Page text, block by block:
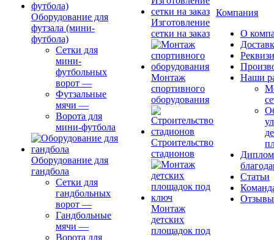
Оборудование для
футзала (мини-
футбола)
Сетки для
мини-
футбольных
ворот —
Футзальные
мячи —
Ворота для
мини-футбола
Оборудование для
гандбола
Сетки для
гандбольных
ворот —
Гандбольные
мячи —
Ворота для
Изготовление
сетки на заказ
Монтаж
спортивного
оборудования
Строительство
стадионов
Монтаж
детских
площадок под
Компания
О
Наши
Статьи
Отзывы